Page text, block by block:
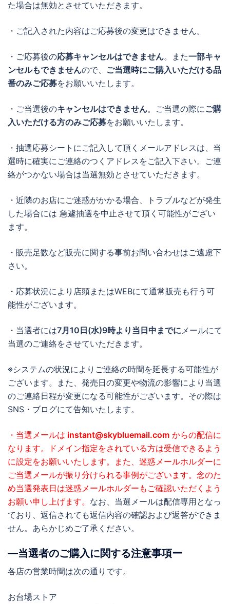
た場合は無効とさせていただきます。
・ご記入された内容はご応募後の変更はできません。
・ご応募後の応募キャンセルはできません。また一部キャ
ンセルもできませんので、 ご当選時にご購入いただける品
番のみご応募をお願いいたします。
・ご当選後のキャンセルはできません。ご当選の際に ご購
入いただける方のみご応募をお願いいたします。
・抽選応募シートにご記入して頂くメールアドレスは、当
選時に確実にご連絡のつくアドレスをご記入下さい。ご連
絡がつかない場合は当選無効とさせていただきます。
・近隣のお店にご迷惑がかかる場合、トラブルなどが発生
した場合には 急遽抽選を中止させて頂く可能性がござい
ます。
・販売足数など販売に関する事前お問い合わせはご遠慮下
さい。
・応募状況により店頭またはWEBにて通常販売も行う可
能性がございます。
・当選者には7月10日(水)9時より当日中までに メールにて
当選のご連絡をさせていただきます。
※システムの状況によりご連絡の時間を延長する可能性が
ございます。また、発売日の変更や物流の影響により当選
のご連絡日程が変更になる可能性がございます。その際は
SNS・ブログにて告知いたします。
・当選メールは instant@skybluemail.com からの配信に
なります。ドメイン指定をされている方は受信できるよう
に設定をお願いいたします。また、迷惑メールホルダーに
ご当選メールが振り分けられる事例がございます。念のた
め当選発表日は迷惑メールホルダーもご確認いただくよう
お願い申し上げます。 なお、当選メールは配信専用となっ
ており、返信されても返信内容の確認および返答ができま
せん。あらかじめご了承ください。
―当選者のご購入に関する注意事項ー
各店の営業時間は次の通りです。
お台場ストア